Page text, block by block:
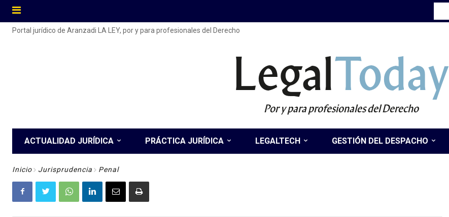
Portal jurídico de Aranzadi LA LEY, por y para profesionales del Derecho
LegalToday
Por y para profesionales del Derecho
ACTUALIDAD JURÍDICA PRÁCTICA JURÍDICA LEGALTECH GESTIÓN DEL DESPACHO
Inicio Jurisprudencia Penal